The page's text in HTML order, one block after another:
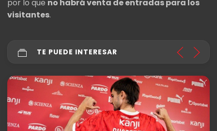
por lo que no habrá venta de entradas para los
visitantes.
TE PUEDE INTERESAR